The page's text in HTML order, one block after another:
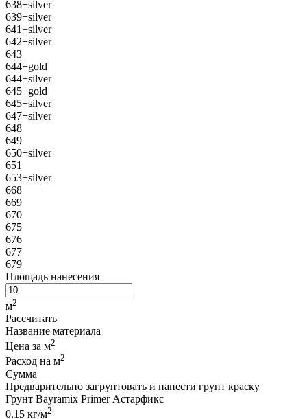
638+silver
639+silver
641+silver
642+silver
643
644+gold
644+silver
645+gold
645+silver
647+silver
648
649
650+silver
651
653+silver
668
669
670
675
676
677
679
Площадь нанесения
м2
Рассчитать
Название материала
Цена за м2
Расход на м2
Сумма
Предварительно загрунтовать и нанести грунт краску
Грунт Bayramix Primer Астарфикс
0.15 кг/м2